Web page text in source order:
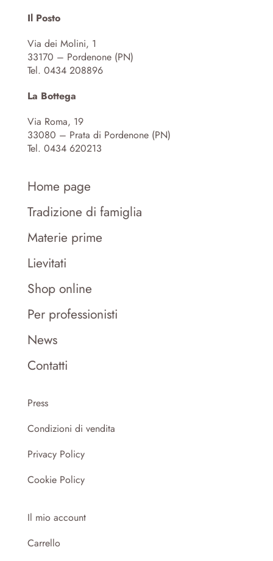
Il Posto
Via dei Molini, 1
33170 – Pordenone (PN)
Tel. 0434 208896
La Bottega
Via Roma, 19
33080 – Prata di Pordenone (PN)
Tel. 0434 620213
Home page
Tradizione di famiglia
Materie prime
Lievitati
Shop online
Per professionisti
News
Contatti
Press
Condizioni di vendita
Privacy Policy
Cookie Policy
Il mio account
Carrello